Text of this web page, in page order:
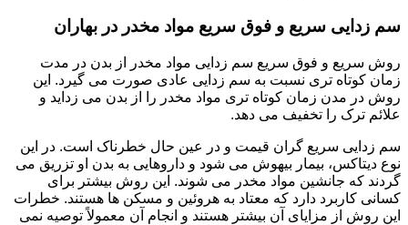
سم زدایی سریع و فوق سریع مواد مخدر در بهاران
روش سریع و فوق سریع سم زدایی مواد مخدر از بدن در مدت
زمان کوتاه تری نسبت به سم زدایی عادی صورت می گیرد. این
روش در مدن زمان کوتاه تری مواد مخدر را از بدن می زداید و
علائم ترک را تخفیف می دهد.
سم زدایی سریع گران قیمت و در عین حال خطرناک است. در این
نوع دیتاکس، بیمار بیهوش می شود و داروهایی به بدن او تزریق می
گردند که جانشین مواد مخدر می شوند. این روش بیشتر برای
کسانی کاربرد دارد که معتاد به هروئین و مسکن ها هستند. خطرات
این روش از مزایای آن بیشتر هستند و انجام آن معمولاً توصیه نمی